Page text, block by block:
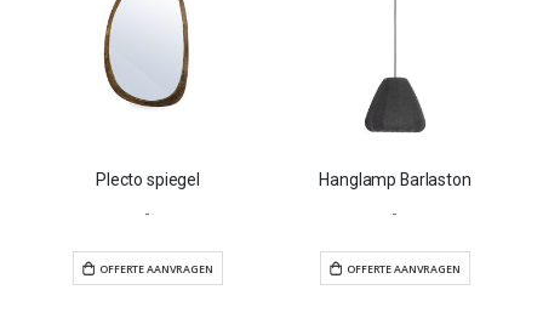
Plecto spiegel
-
Hanglamp Barlaston
-